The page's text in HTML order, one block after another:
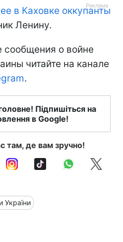
в Каховке оккупанты
Ленину.
о войне
читайте на канале
.
Підпишіться на
в Google!
там, де вам зручно!
України